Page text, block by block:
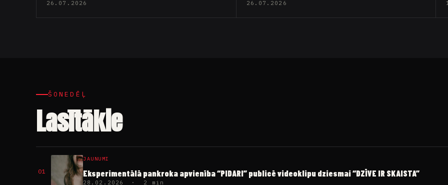
26.07.2026 26.07.2026
ŠONEDĒĻ
Lasītākie
01
JAUNUMI
Eksperimentālā pankroka apvienība “PIDARI” publicē videoklipu dziesmai “DZĪVE IR SKAISTA”
28.02.2026 · 2 min